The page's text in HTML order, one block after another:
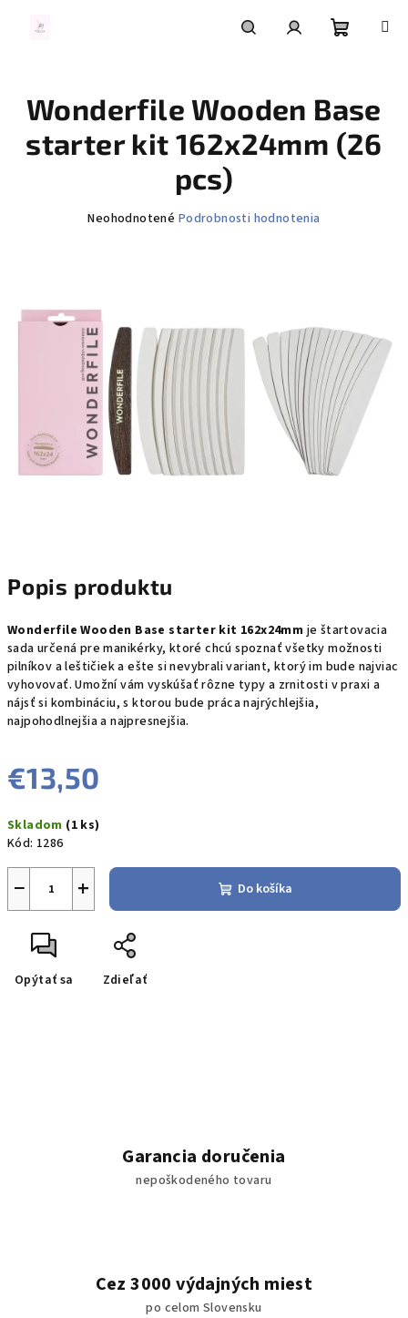
košík
Popis produktu
Wonderfile Wooden Base starter kit 162x24mm je štartovacia
sada určená pre manikérky, ktoré chcú spoznať všetky možnosti
pilníkov a leštičiek a ešte si nevybrali variant, ktorý im bude najviac
vyhovovať. Umožní vám vyskúšať rôzne typy a zrnitosti v praxi a
nájsť si kombináciu, s ktorou bude práca najrýchlejšia,
najpohodlnejšia a najpresnejšia.
€13,50
cena:
Skladom (1 ks)
Kód: 1286
+
− Do košíka
Opýtať sa Zdieľať
Wonderfile Wooden Base
starter kit 162x24mm (26
pcs)
Priemerné
z
5
hviezdičiek.
Neohodnotené Podrobnosti hodnotenia
Garancia doručenia
nepoškodeného tovaru
Cez 3000 výdajných miest
po celom Slovensku